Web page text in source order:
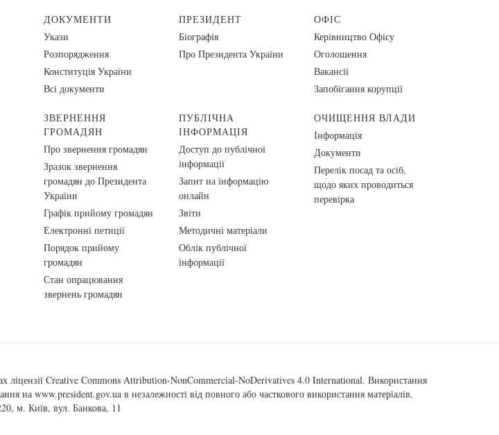
ДОКУМЕНТИ
Укази
Розпорядження
Конституція України
Всі документи
ПРЕЗИДЕНТ
Біографія
Про Президента України
ОФІС
Керівництво Офісу
Оголошення
Вакансії
Запобігання корупції
ЗВЕРНЕННЯ
ГРОМАДЯН
Про звернення громадян
Зразок звернення
громадян до Президента
України
Графік прийому громадян
Електронні петиції
Порядок прийому
громадян
Стан опрацювання
звернень громадян
ПУБЛІЧНА
ІНФОРМАЦІЯ
Доступ до публічної
інформації
Запит на інформацію
онлайн
Звіти
Методичні матеріали
Облік публічної
інформації
ОЧИЩЕННЯ ВЛАДИ
Інформація
Документи
Перелік посад та осіб,
щодо яких проводиться
перевірка
ліцензії Creative Commons Attribution-NonCommercial-NoDerivatives 4.0 International. Використання
на www.president.gov.ua в незалежності від повного або часткового використання матеріалів.
м. Київ, вул. Банкова, 11